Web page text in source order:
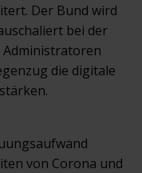
Der Bund wird
bei der
die digitale
von Corona und